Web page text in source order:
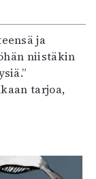
ja
niistäkin
tarjoa,